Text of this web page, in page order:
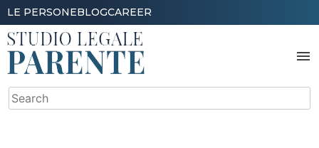
Skip
to
content
LE PERSONEBLOGCAREER
menu
Search
for: